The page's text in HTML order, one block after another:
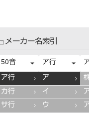
メーカー名索引
50音
ア行
カ行
サ行
ア行
ア
イ
ウ